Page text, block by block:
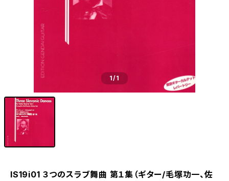
1/1
IS19i01 ３つのスラブ舞曲 第１集（ギター/毛塚功一、佐